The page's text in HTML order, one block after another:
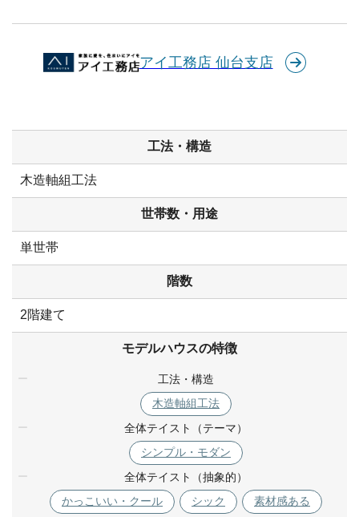
アイ工務店 仙台支店
工法・構造
木造軸組工法
世帯数・用途
単世帯
階数
2階建て
モデルハウスの特徴
工法・構造
木造軸組工法
全体テイスト（テーマ）
シンプル・モダン
全体テイスト（抽象的）
かっこいい・クール
シック
素材感ある